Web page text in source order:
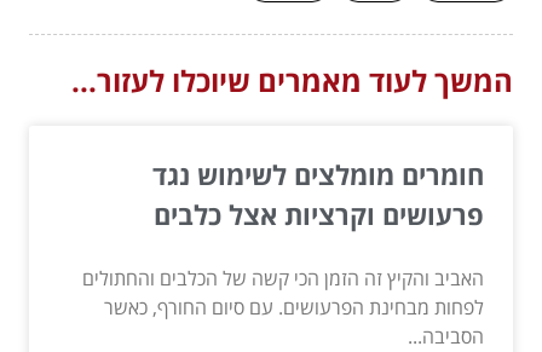
המשך לעוד מאמרים שיוכלו לעזור...
חומרים מומלצים לשימוש נגד
פרעושים וקרציות אצל כלבים
האביב והקיץ זה הזמן הכי קשה של הכלבים והחתולים
לפחות מבחינת הפרעושים. עם סיום החורף, כאשר
הסביבה...